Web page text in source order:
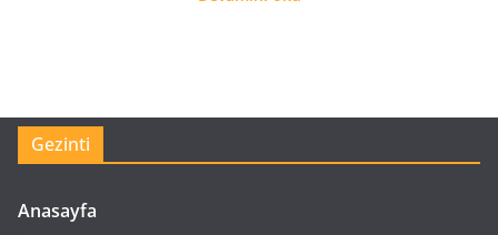
Gezinti
Anasayfa